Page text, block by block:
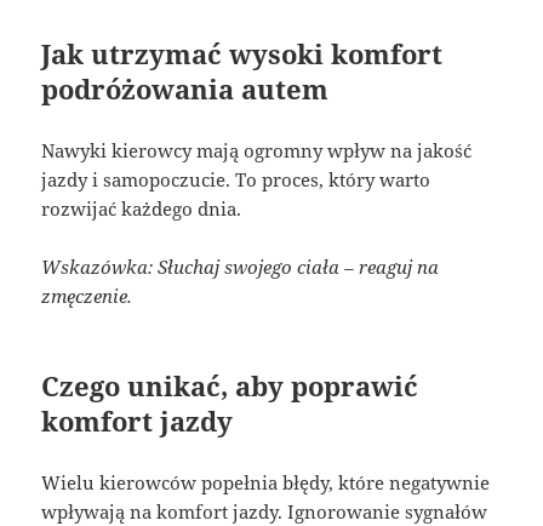
Jak utrzymać wysoki komfort
podróżowania autem
Nawyki kierowcy mają ogromny wpływ na jakość
jazdy i samopoczucie. To proces, który warto
rozwijać każdego dnia.
Wskazówka: Słuchaj swojego ciała – reaguj na
zmęczenie.
Czego unikać, aby poprawić
komfort jazdy
Wielu kierowców popełnia błędy, które negatywnie
wpływają na komfort jazdy. Ignorowanie sygnałów